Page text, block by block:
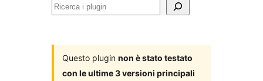
Ricerca
Questo plugin non è stato testato
con le ultime 3 versioni principali